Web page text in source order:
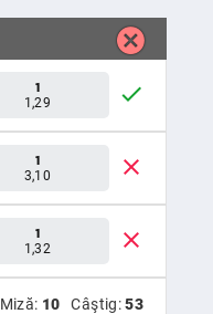
1
1,29
1
3,10
1
1,32
Miză: 10 Câştig:53